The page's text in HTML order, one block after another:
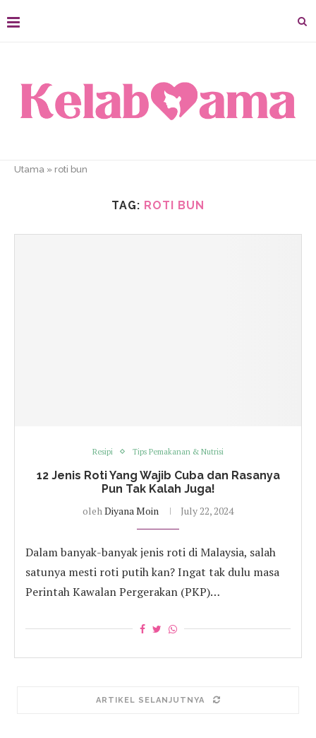
Utama » roti bun
TAG: ROTI BUN
Resipi Tips Pemakanan & Nutrisi
12 Jenis Roti Yang Wajib Cuba dan Rasanya
Pun Tak Kalah Juga!
oleh Diyana Moin July 22, 2024
Dalam banyak-banyak jenis roti di Malaysia, salah
satunya mesti roti putih kan? Ingat tak dulu masa
Perintah Kawalan Pergerakan (PKP)…
ARTIKEL SELANJUTNYA